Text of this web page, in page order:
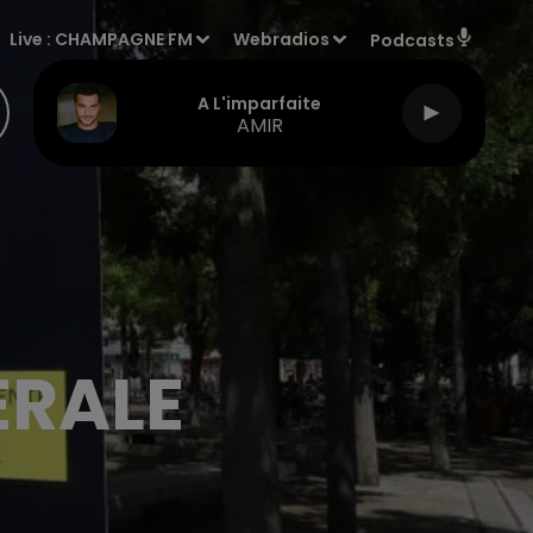
Live : CHAMPAGNE FM Webradios Podcasts
A L'imparfaite
AMIR